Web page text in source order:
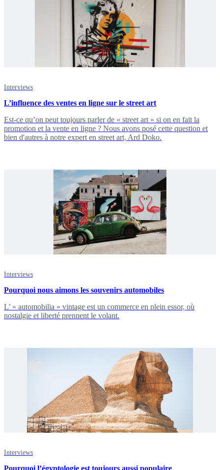
Interviews
L’influence des ventes en ligne sur le street art
Est-ce qu’on peut toujours parler de « street art » si on en fait la
promotion et la vente en ligne ? Nous avons posé cette question et
bien d'autres à notre expert en street art, Ard Doko.
Interviews
Pourquoi nous aimons les souvenirs automobiles
L’ « automobilia » vintage est un commerce en plein essor, où
nostalgie et liberté prennent le volant.
Interviews